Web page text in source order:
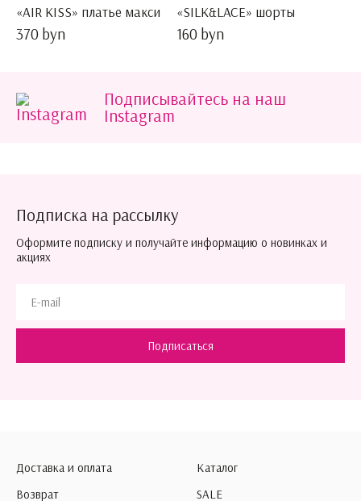
«AIR KISS» платье макси
370 byn
«SILK&LACE» шорты
160 byn
Подписывайтесь на наш
Instagram
Подписка на рассылку
Оформите подписку и получайте информацию о новинках и
акциях
Подписаться
Доставка и оплата
Возврат
Каталог
SALE